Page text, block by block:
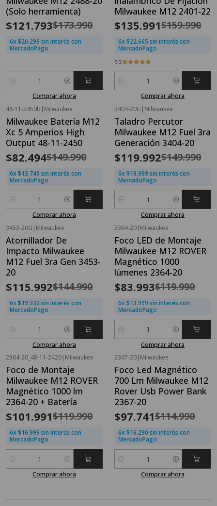
Nuevo
(Solo herramienta)
$121.793$173.990
6x $20.299 sin interés con
MercadoPago
Cantidad
Comprar ahora
Milwaukee M12 2401-22
$135.991$159.990
6x $22.665 sin interés con
MercadoPago
5.0
Cantidad
Comprar ahora
OFERTA FLASH⚡
-45%OFF
48-11-2450b | Milwaukee
Milwaukee Batería M12
Xc 5 Amperios High
Output 48-11-2450
$82.494$149.990
6x $13.749 sin interés con
MercadoPago
Cantidad
Comprar ahora
OFERTA FLASH⚡
-20%OFF
3404-20G | Milwaukee
Taladro Percutor
Milwaukee M12 Fuel 3ra
Generación 3404-20
$119.992$149.990
6x $19.999 sin interés con
MercadoPago
Cantidad
Comprar ahora
OFERTA FLASH⚡
-20%OFF
3453-20G | Milwaukee
Atornillador De
Impacto Milwaukee
M12 Fuel 3ra Gen 3453-
20
$115.992$144.990
6x $19.332 sin interés con
MercadoPago
Cantidad
Comprar ahora
OFERTA FLASH⚡
-30% OFF
2364-20| Milwaukee
Foco LED de Montaje
Milwaukee M12 ROVER
Magnético 1000
lúmenes 2364-20
$83.993$119.990
6x $13.999 sin interés con
MercadoPago
Cantidad
Comprar ahora
OFERTA FLASH⚡
-15% OFF
2364-20_48-11-2420| Milwaukee
Foco de Montaje
Milwaukee M12 ROVER
Magnético 1000 lm
2364-20 + Batería
$101.991$119.990
6x $16.999 sin interés con
MercadoPago
Cantidad
Comprar ahora
OFERTA FLASH⚡
-15% OFF
2367-20| Milwaukee
Foco Led Magnético
700 Lm Milwaukee M12
Rover Usb Power Bank
2367-20
$97.741$114.990
6x $16.290 sin interés con
MercadoPago
Cantidad
Comprar ahora